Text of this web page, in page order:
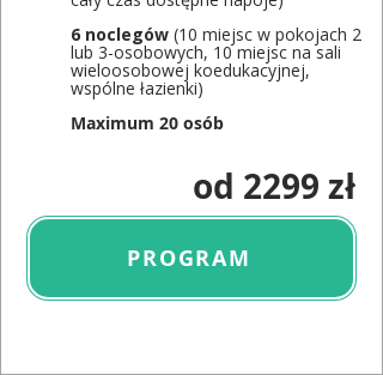
6 noclegów (10 miejsc w pokojach 2
lub 3-osobowych, 10 miejsc na sali
wieloosobowej koedukacyjnej,
wspólne łazienki)
Maximum 20 osób
od 2299 zł
PROGRAM